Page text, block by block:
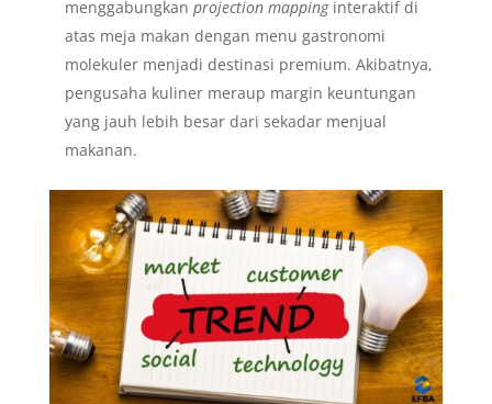
menggabungkan projection mappinginteraktif di
atas meja makan dengan menu gastronomi
molekuler menjadi destinasi premium. Akibatnya,
pengusaha kuliner meraup margin keuntungan
yang jauh lebih besar dari sekadar menjual
makanan.